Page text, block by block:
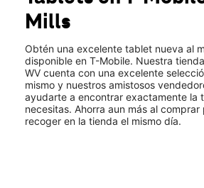
Vie.:10:00 a.m. a 8:00 p.m.
Sáb.:
5724 Hammonds Mill Rd Ste B
Mills
Obtén una excelente tablet nueva al
disponible en T-Mobile. Nuestra
WV cuenta con una excelente
mismo y nuestros amistosos
ayudarte a encontrar exactamente la
necesitas. Ahorra aun más al
recoger en la tienda el mismo día.